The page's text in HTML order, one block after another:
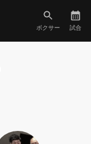
ボクサー 試合